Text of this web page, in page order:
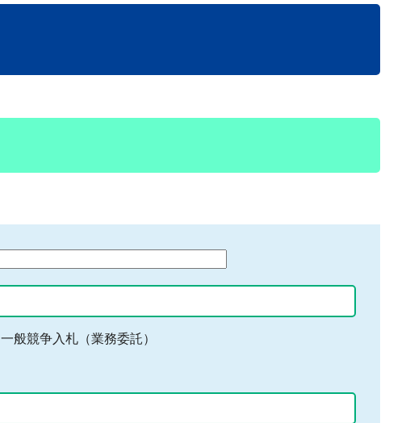
一般競争入札（業務委託）